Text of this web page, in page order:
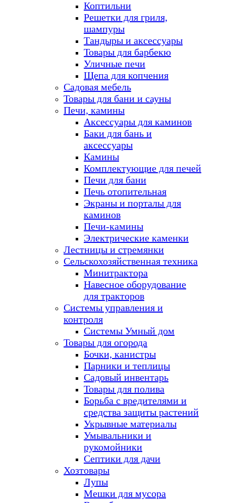
Коптильни
Решетки для гриля,
шампуры
Тандыры и аксессуары
Товары для барбекю
Уличные печи
Щепа для копчения
Садовая мебель
Товары для бани и сауны
Печи, камины
Аксессуары для каминов
Баки для бань и
аксессуары
Камины
Комплектующие для печей
Печи для бани
Печь отопительная
Экраны и порталы для
каминов
Печи-камины
Электрические каменки
Лестницы и стремянки
Сельскохозяйственная техника
Минитрактора
Навесное оборудование
для тракторов
Системы управления и
контроля
Системы Умный дом
Товары для огорода
Бочки, канистры
Парники и теплицы
Садовый инвентарь
Товары для полива
Борьба с вредителями и
средства защиты растений
Укрывные материалы
Умывальники и
рукомойники
Септики для дачи
Хозтовары
Лупы
Мешки для мусора